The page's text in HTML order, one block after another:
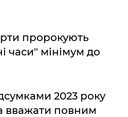
пророкують
часи" мінімум до
2023 року
вважати повним